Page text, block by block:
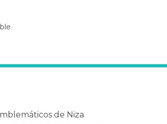
de Niza